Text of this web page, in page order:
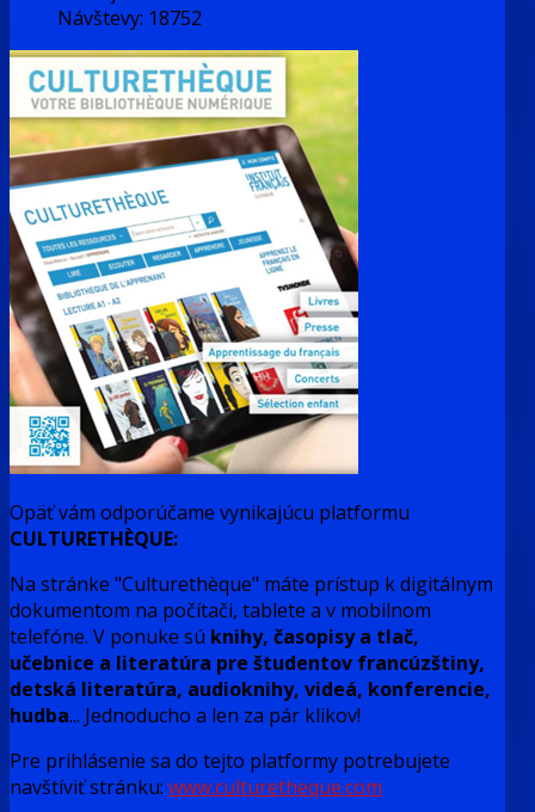
Návštevy: 18752
Opäť vám odporúčame vynikajúcu platformu
CULTURETHÈQUE:
Na stránke "Culturethèque" máte prístup k digitálnym
dokumentom na počítači, tablete a v mobilnom
telefóne. V ponuke sú knihy, časopisy a tlač,
učebnice a literatúra pre študentov francúzštiny,
detská literatúra, audioknihy, videá, konferencie,
hudba... Jednoducho a len za pár klikov!
Pre prihlásenie sa do tejto platformy potrebujete
navštíviť stránku: www.culturetheque.com